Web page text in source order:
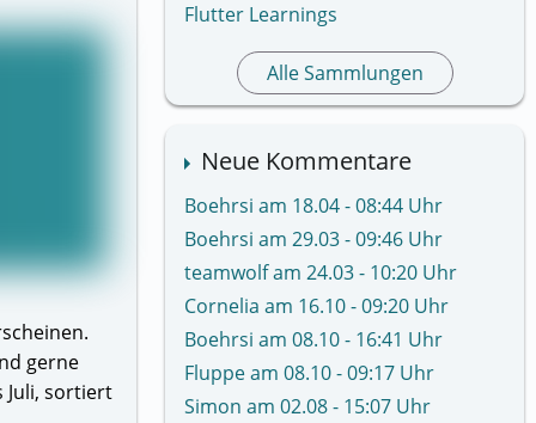
Flutter Learnings
Alle Sammlungen
Neue Kommentare
Boehrsi am 18.04 - 08:44 Uhr
Boehrsi am 29.03 - 09:46 Uhr
teamwolf am 24.03 - 10:20 Uhr
Cornelia am 16.10 - 09:20 Uhr
Boehrsi am 08.10 - 16:41 Uhr
Fluppe am 08.10 - 09:17 Uhr
Simon am 02.08 - 15:07 Uhr
gerne
Juli, sortiert